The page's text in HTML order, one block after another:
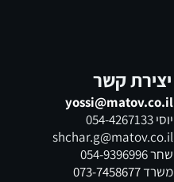
יצירת קשר
yossi@matov.co.il
יוסי054-4267133
shchar.g@matov.co.il
שחר054-9396996
משרד073-7458677